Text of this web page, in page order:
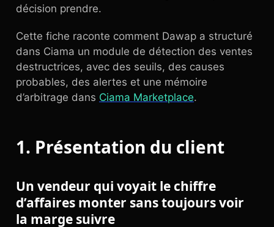
décision prendre.
Cette fiche raconte comment Dawap a structuré
dans Ciama un module de détection des ventes
destructrices, avec des seuils, des causes
probables, des alertes et une mémoire
d’arbitrage dans Ciama Marketplace.
1. Présentation du client
Un vendeur qui voyait le chiffre
d’affaires monter sans toujours voir
la marge suivre